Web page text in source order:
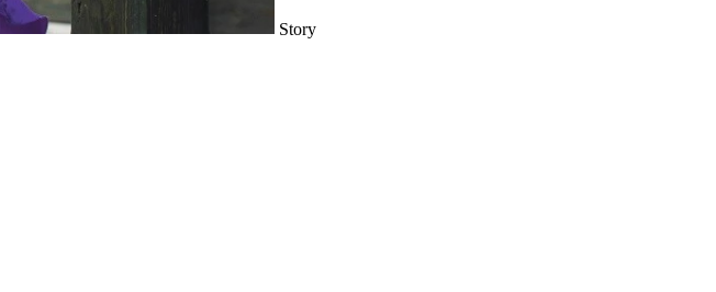
Story